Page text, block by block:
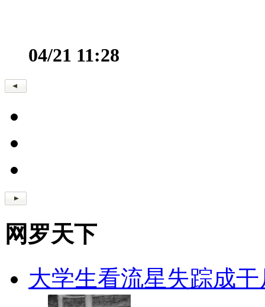
04/21 11:28
网罗天下
大学生看流星失踪成干